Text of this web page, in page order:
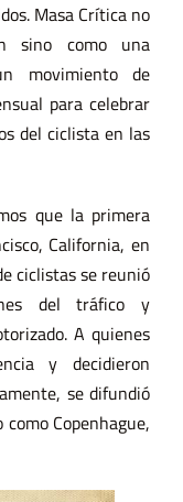
Masa Crítica no
sino como una
movimiento de
para celebrar
del ciclista en las
que la primera
California, en
ciclistas se reunió
del tráfico y
A quienes
y decidieron
se difundió
Copenhague,